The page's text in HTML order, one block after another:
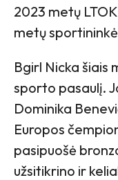
2023 metų
metų
Bgirl Nicka šiais
sporto pasaulį.
Dominika
Europos
pasipuošė
užsitikrino ir